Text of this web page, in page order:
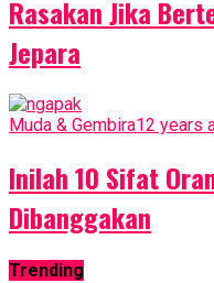
Rasakan Jika
Jepara
Muda & Gembira12 years
Inilah 10 Sifat
Dibanggakan
Trending